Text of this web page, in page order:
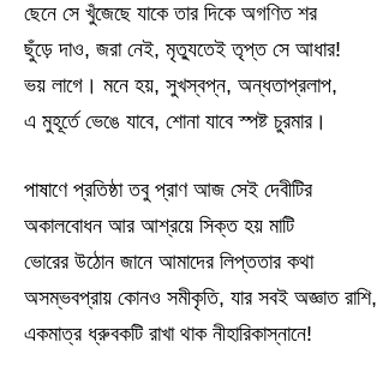
ছেনে সে খুঁজেছে যাকে তার দিকে অগণিত শর
ছুঁড়ে দাও, জরা নেই, মৃত্যুতেই তৃপ্ত সে আধার!
ভয় লাগে। মনে হয়, সুখস্বপ্ন, অন্ধতাপ্রলাপ,
এ মুহূর্তে ভেঙে যাবে, শোনা যাবে স্পষ্ট চুরমার।
পাষাণে প্রতিষ্ঠা তবু প্রাণ আজ সেই দেবীটির
অকালবোধন আর আশ্রয়ে সিক্ত হয় মাটি
ভোরের উঠোন জানে আমাদের লিপ্ততার কথা
অসম্ভবপ্রায় কোনও সমীকৃতি, যার সবই অজ্ঞাত রাশি,
একমাত্র ধ্রুবকটি রাখা থাক নীহারিকাস্নানে!